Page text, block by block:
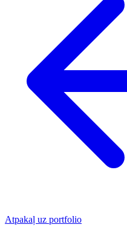
Atpakaļ uz portfolio